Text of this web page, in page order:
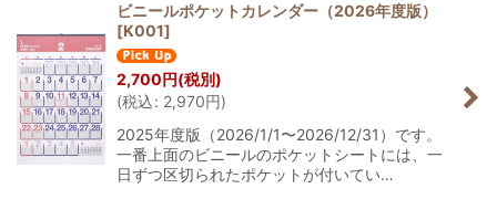
ビニールポケットカレンダー（2026年度版）
[K001]
2,700円(税別)
(税込: 2,970円)
2025年度版（2026/1/1〜2026/12/31）です。
一番上面のビニールのポケットシートには、一
日ずつ区切られたポケットが付いてい…